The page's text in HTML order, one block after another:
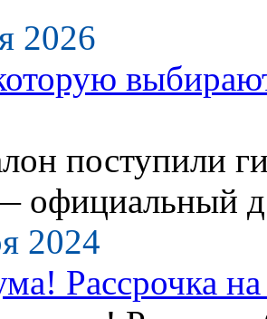
2026
поступили
официальный
2024
Рассрочка на